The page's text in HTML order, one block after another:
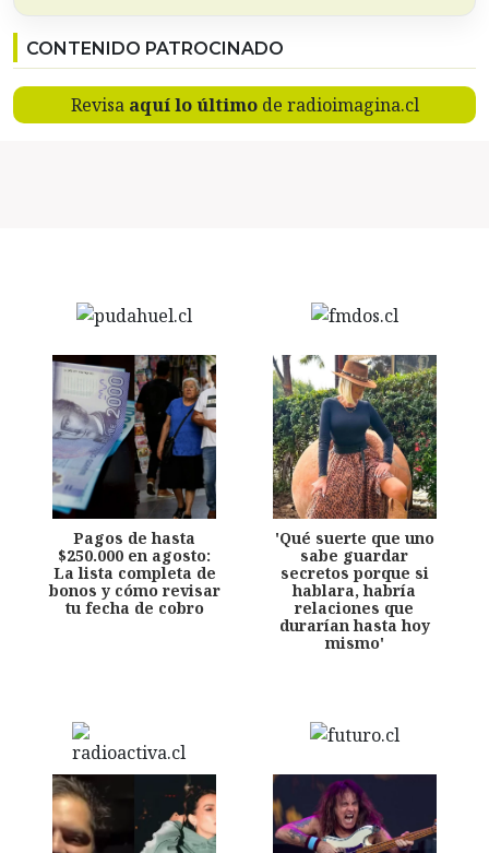
CONTENIDO PATROCINADO
Revisa aquí lo últimode radioimagina.cl
Pagos de hasta
$250.000 en agosto:
La lista completa de
bonos y cómo revisar
tu fecha de cobro
'Qué suerte que uno
sabe guardar
secretos porque si
hablara, habría
relaciones que
durarían hasta hoy
mismo'